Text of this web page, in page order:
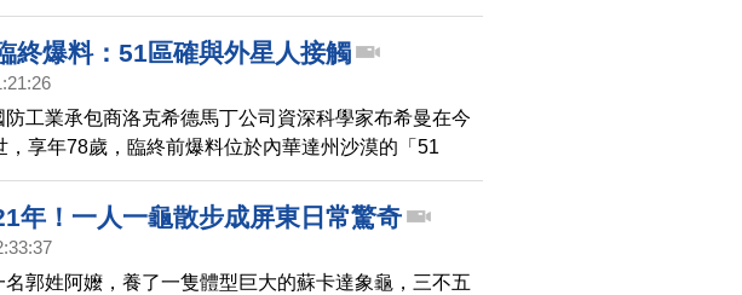
自己建立一個動物收容所。他的夢想是打造一個動物
眾看到動物可愛的一面。
終爆料：51區確與外星人接觸
防工業承包商洛克希德馬丁公司資深科學家布希曼在今
，享年78歲，臨終前爆料位於內華達州沙漠的「51
外星人為美國政府工作。訪問影片在最近PO上
極大震驚，超過百萬人點閱。
年！一人一龜散步成屏東日常驚奇
名郭姓阿嬤，養了一隻體型巨大的蘇卡達象龜，三不五